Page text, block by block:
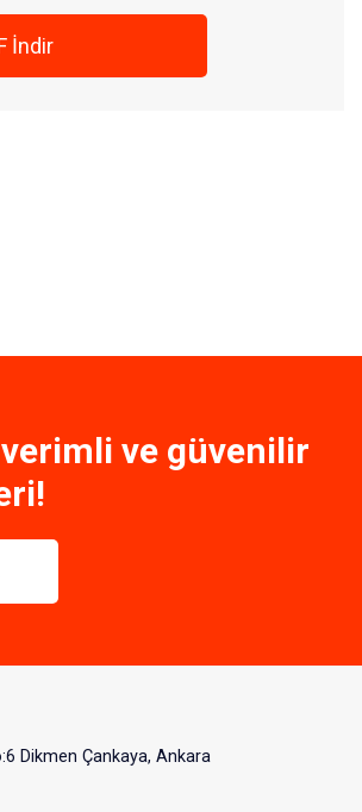
İndir
ve güvenilir
Dikmen Çankaya, Ankara